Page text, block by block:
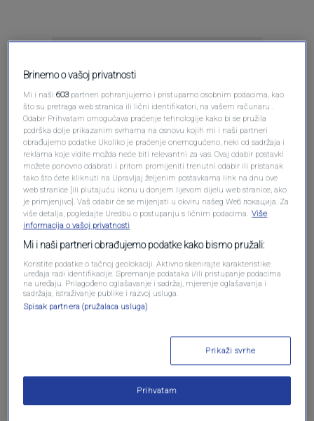
Oglas
Oglas
NAJČITANIJE
Brinemo o vašoj privatnosti
Mi i naši603 partneri pohranjujemo i pristupamo osobnim podacima, kao
što su pretraga web stranica ili lični identifikatori, na vašem računaru .
Odabir Prihvatam omogućava praćenje tehnologije kako bi se pružila
podrška dolje prikazanim svrhama na osnovu kojih mi i naši partneri
obrađujemo podatke Ukoliko je praćenje onemogućeno, neki od sadržaja i
reklama koje vidite možda neće biti relevantni za vas. Ovaj odabir postavki
možete ponovno odabrati i pritom promijeniti trenutni odabir ili pristanak
tako što ćete kliknuti na Upravljaj željenim postavkama link na dnu ove
web stranice [ili plutajuću ikonu u donjem lijevom dijelu web stranice, ako
je primjenjivo]. Vaš odabir će se mijenjati u okviru našeg Wеб локација. Za
više detalja, pogledajte Uredbu o postupanju s ličnim podacima. Više
informacija o vašoj privatnosti
Mi i naši partneri obrađujemo podatke kako bismo pružali:
Koristite podatke o tačnoj geolokaciji. Aktivno skenirajte karakteristike
uređaja radi identifikacije. Spremanje podataka i/ili pristupanje podacima
na uređaju. Prilagođeno oglašavanje i sadržaj, mjerenje oglašavanja i
sadržaja, istraživanje publike i razvoj usluga.
Spisak partnera (pružalaca usluga)
Prikaži svrhe
Prihvatam